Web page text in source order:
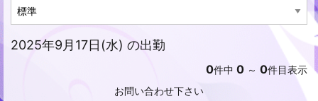
2025年9月17日(水) の出勤
0件中 0 ～ 0件目表示
お問い合わせ下さい